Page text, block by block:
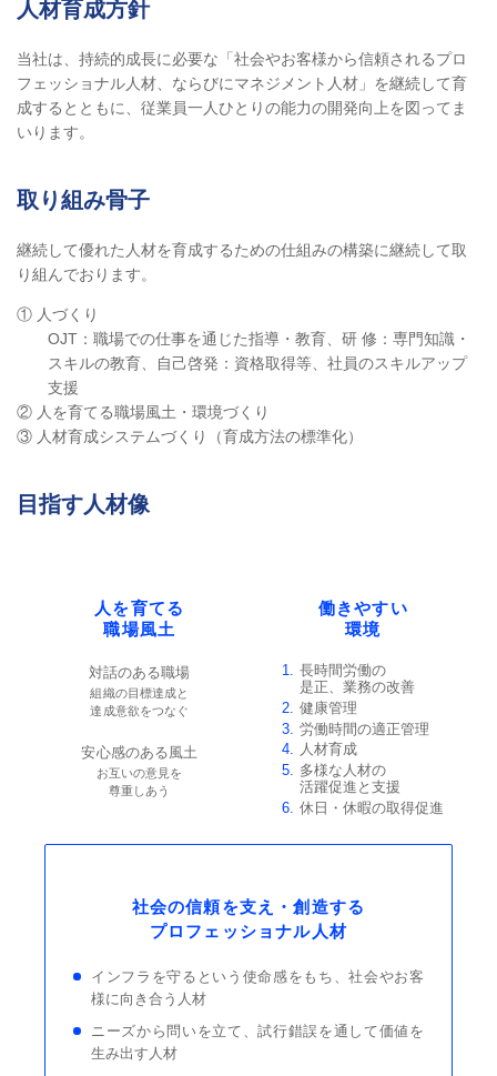
人材育成方針
当社は、持続的成長に必要な「社会やお客様から信頼されるプロ
フェッショナル人材、ならびにマネジメント人材」を継続して育
成するとともに、従業員一人ひとりの能力の開発向上を図ってま
いります。
取り組み骨子
継続して優れた人材を育成するための仕組みの構築に継続して取
り組んでおります。
① 人づくり
OJT：職場での仕事を通じた指導・教育、研 修：専門知識・
スキルの教育、自己啓発：資格取得等、社員のスキルアップ
支援
② 人を育てる職場風土・環境づくり
③ 人材育成システムづくり（育成方法の標準化）
目指す人材像
社会の信頼を支え・創造する
プロフェッショナル人材
インフラを守るという使命感をもち、社会やお客
様に向き合う人材
ニーズから問いを立て、試行錯誤を通して価値を
生み出す人材
人を育てる
職場風土
対話のある職場
組織の目標達成と
達成意欲をつなぐ
安心感のある風土
お互いの意見を
尊重しあう
働きやすい
環境
長時間労働の
是正、 業務の改善
健康管理
労働時間の適正管理
人材育成
多様な人材の
活躍促進と支援
休日・休暇の取得促進